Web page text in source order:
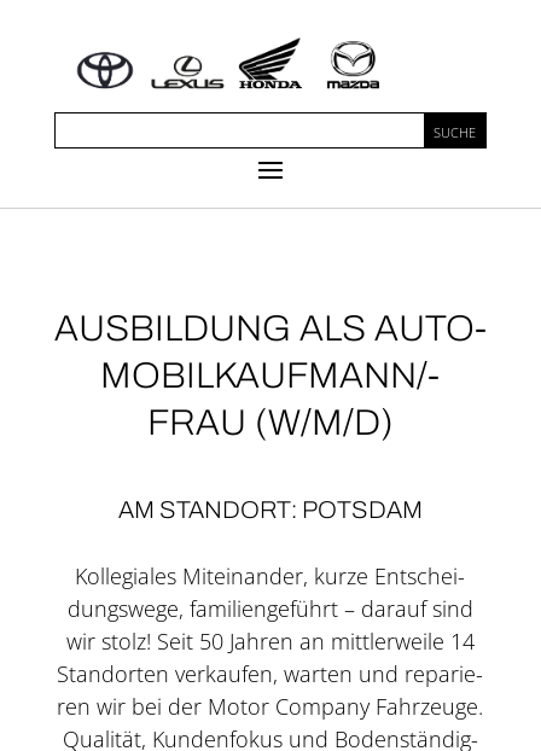
AUS­BIL­DUNG ALS AUTO­­
MO­­BIL­­KAUF­­MAN­N/-
FRAU (W/M/D)
AM STAND­ORT: POTS­DAM
Kol­le­gia­les Mit­ein­an­der, kur­ze Ent­schei­
dungs­we­ge, fami­li­en­ge­führt – dar­auf sind
wir stolz! Seit 50 Jah­ren an mitt­ler­wei­le 14
Stand­or­ten ver­kau­fen, war­ten und repa­rie­
ren wir bei der Motor Company Fahr­zeu­ge.
Qua­li­tät, Kun­den­fo­kus und Boden­stän­dig­